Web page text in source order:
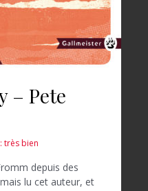
– Pete
très bien
depuis des
lu cet auteur, et